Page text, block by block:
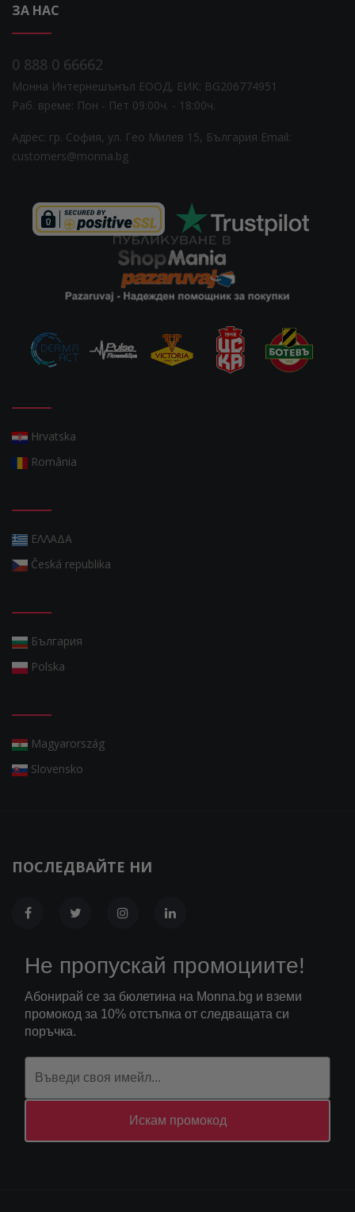
ЗА НАС
0 888 0 66662
Монна Интернешънъл ЕООД, ЕИК: BG206774951
Раб. време: Пoн - Пет 09:00ч. - 18:00ч.
Адрес: гр. София, ул. Гео Милев 15, България Email:
customers@monna.bg
Hrvatska
România
ΕΛΛΑΔΑ
Česká republika
България
Polska
Magyarország
Slovensko
ПОСЛЕДВАЙТЕ НИ
Не пропускай промоциите!
Абонирай се за бюлетина на Monna.bg и вземи
промокод за 10% отстъпка от следващата си
поръчка.
Искам промокод